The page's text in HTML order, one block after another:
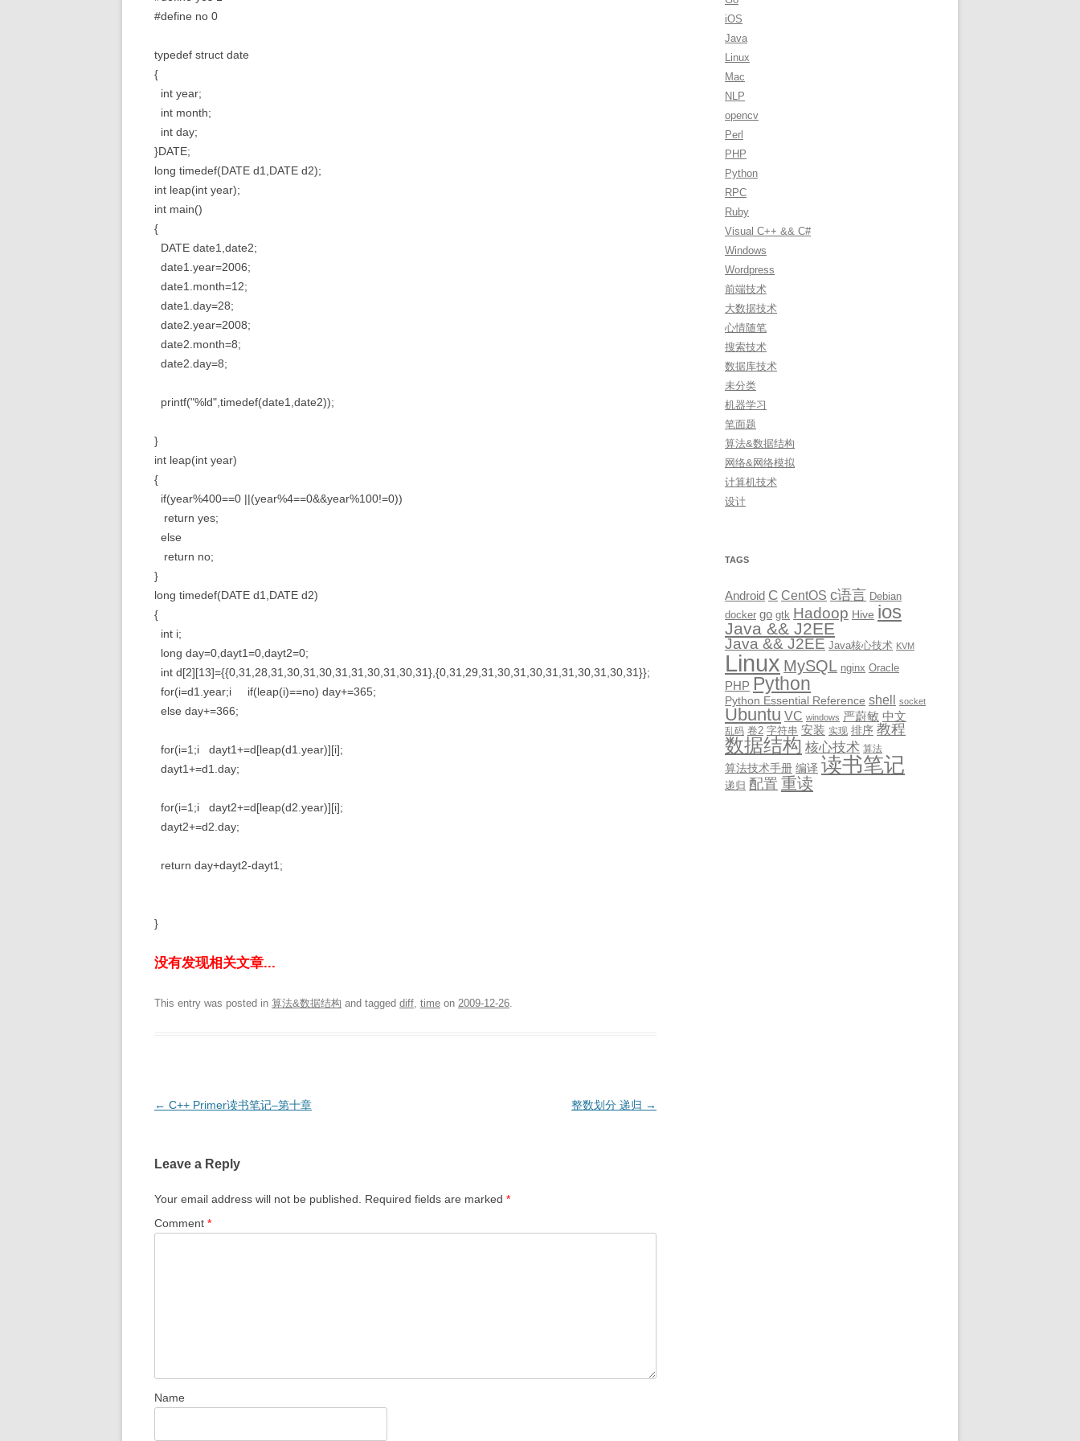
#define no 0
typedef struct date
{
int year;
int month;
int day;
}DATE;
long timedef(DATE d1,DATE d2);
int leap(int year);
int main()
{
DATE date1,date2;
date1.year=2006;
date1.month=12;
date1.day=28;
date2.year=2008;
date2.month=8;
date2.day=8;
printf("%ld",timedef(date1,date2));
}
int leap(int year)
{
if(year%400==0 ||(year%4==0&&year%100!=0))
return yes;
else
return no;
}
long timedef(DATE d1,DATE d2)
{
int i;
long day=0,dayt1=0,dayt2=0;
int d[2][13]={{0,31,28,31,30,31,30,31,31,30,31,30,31},{0,31,29,31,30,31,30,31,31,30,31,30,31}};
for(i=d1.year;i if(leap(i)==no) day+=365;
else day+=366;
for(i=1;i dayt1+=d[leap(d1.year)][i];
dayt1+=d1.day;
for(i=1;i dayt2+=d[leap(d2.year)][i];
dayt2+=d2.day;
return day+dayt2-dayt1;
}
没有发现相关文章...
This entry was posted in 算法&数据结构 and tagged diff, time on 2009-12-26.
Post
← C++ Primer读书笔记–第十章 整数划分 递归 →
Leave a Reply
Your email address will not be published. Required fields are marked *
Comment *
Name
r
:
iOS
Java
Linux
Mac
NLP
opencv
Perl
PHP
Python
RPC
Ruby
Visual C++ && C#
Windows
Wordpress
前端技术
大数据技术
心情随笔
搜索技术
数据库技术
未分类
机器学习
笔面题
算法&数据结构
网络&网络模拟
计算机技术
设计
TAGS
Android C CentOS c语言 Debian
docker go gtk Hadoop Hive ios
Java && J2EE
Java && J2EE Java核心技术 KVM
Linux MySQL nginx Oracle
PHP Python
Python Essential Reference shell socket
Ubuntu VC windows 严蔚敏 中文
乱码 卷2 字符串 安装 实现 排序 教程
数据结构 核心技术 算法
算法技术手册 编译 读书笔记
递归 配置 重读